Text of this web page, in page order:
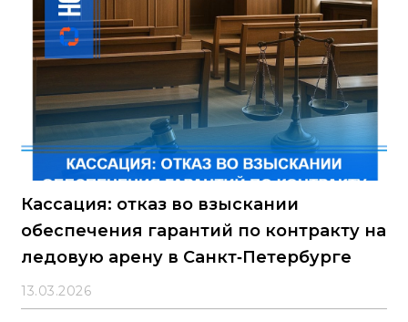
Кассация: отказ во взыскании
обеспечения гарантий по контракту на
ледовую арену в Санкт‑Петербурге
13.03.2026